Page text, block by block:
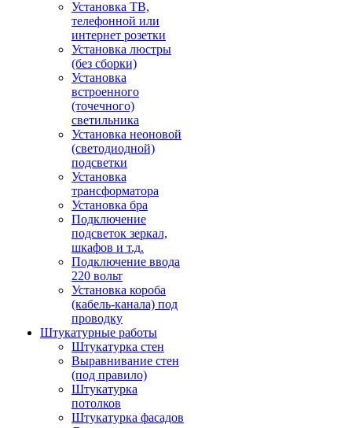
Установка ТВ,
телефонной или
интернет розетки
Установка люстры
(без сборки)
Установка
встроенного
(точечного)
светильника
Установка неоновой
(светодиодной)
подсветки
Установка
трансформатора
Установка бра
Подключение
подсветок зеркал,
шкафов и т.д.
Подключение ввода
220 вольт
Установка короба
(кабель-канала) под
проводку
Штукатурные работы
Штукатурка стен
Выравнивание стен
(под правило)
Штукатурка
потолков
Штукатурка фасадов